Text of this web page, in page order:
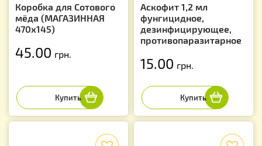
Коробка для Сотового
мёда (МАГАЗИННАЯ
470х145)
45.00 грн.
Аскофит 1,2 мл
фунгицидное,
дезинфицирующее,
противопаразитарное
15.00 грн.